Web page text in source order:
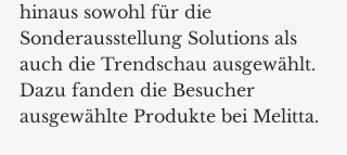
hinaus sowohl für die
Sonderausstellung Solutions als
auch die Trendschau ausgewählt.
Dazu fanden die Besucher
ausgewählte Produkte bei Melitta.